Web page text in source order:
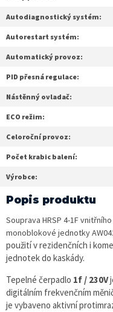
Autodiagnostický systém:
Autorestart systém:
Automatický provoz:
PID přesná regulace:
Nástěnný ovladač:
ECO režim:
Celoroční provoz:
Počet krabic balení:
Výrobce:
Popis produktu
Souprava HRSP 4-1F
monoblokové jednotky
použití v rezidenčních i
jednotek do kaskády.
Tepelné čerpadlo 1f / 230V
digitálním frekvenčním
je vybaveno aktivní